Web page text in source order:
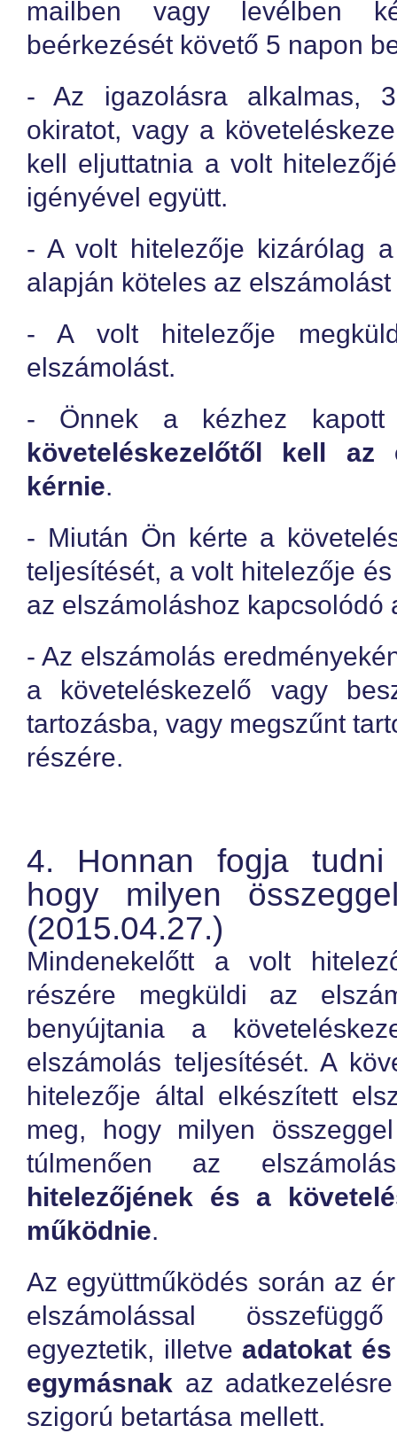
mailben vagy levélben
beérkezését követő 5 napon
- Az igazolásra alkalmas,
okiratot, vagy a
kell eljuttatnia a volt
igényével együtt.
- A volt hitelezője kizárólag
alapján köteles az
- A volt hitelezője
elszámolást.
- Önnek a kézhez
követeléskezelőtől kell az
kérnie.
- Miután Ön kérte a
teljesítését, a volt hitelezője
az elszámoláshoz kapcsolódó
- Az elszámolás
a követeléskezelő vagy
tartozásba, vagy megszűnt
részére.
4. Honnan fogja tudni
hogy milyen
(2015.04.27.)
Mindenekelőtt a volt
részére megküldi az
benyújtania a
elszámolás teljesítését. A
hitelezője által elkészített
meg, hogy milyen
túlmenően az
hitelezőjének és a
működnie.
Az együttműködés során az
elszámolással
egyeztetik, illetve adatokat
egymásnak az
szigorú betartása mellett.